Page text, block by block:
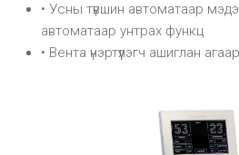
• Усны түвшин автоматаар
автоматаар унтрах функц
• Вента үнэртүүлэгч ашиглан